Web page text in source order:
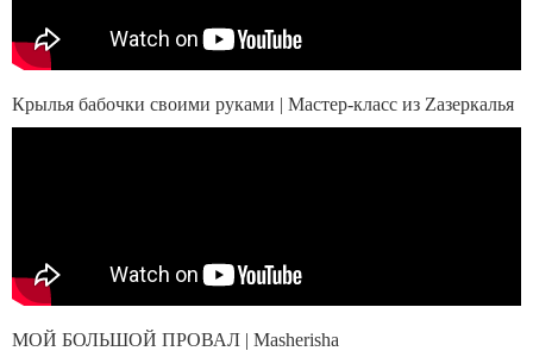
Крылья бабочки своими руками | Мастер-класс из Zазеркалья
МОЙ БОЛЬШОЙ ПРОВАЛ | Masherisha